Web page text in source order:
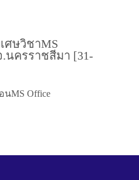
ศษวิชาMS
นครราชสีมา [31-
MS Office